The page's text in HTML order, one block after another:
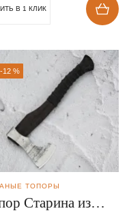
В 1 КЛИК
-12 %
ТОПОРЫ
Старина из